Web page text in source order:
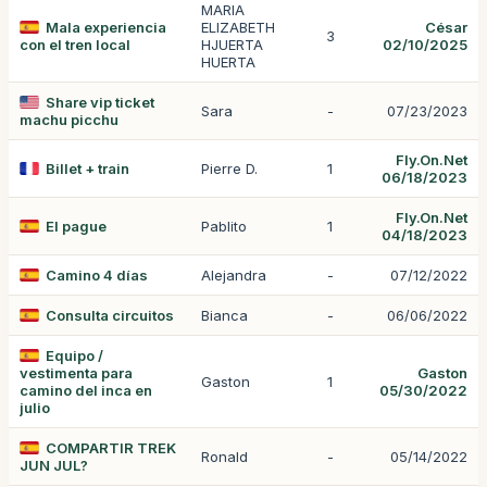
Mala experiencia
con el tren local
MARIA
ELIZABETH
HJUERTA
HUERTA
3
César
02/10/2025
Share vip ticket
machu picchu
Sara - 07/23/2023
Billet + train Pierre D. 1
Fly.On.Net
06/18/2023
El pague Pablito 1
Fly.On.Net
04/18/2023
Camino 4 días Alejandra - 07/12/2022
Consulta circuitos Bianca - 06/06/2022
Equipo /
vestimenta para
camino del inca en
julio
Gaston 1
Gaston
05/30/2022
COMPARTIR TREK
JUN JUL?
Ronald - 05/14/2022